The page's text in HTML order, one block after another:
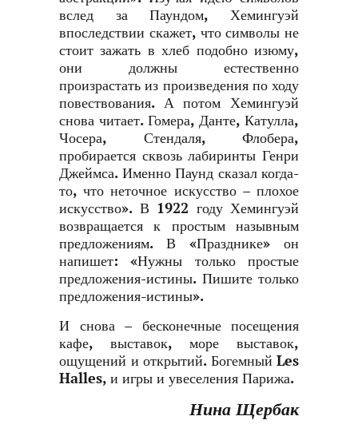
вслед за Паундом, Хемингуэй
впоследствии скажет, что символы не
стоит зажать в хлеб подобно изюму,
они должны естественно
произрастать из произведения по ходу
повествования. А потом Хемингуэй
снова читает. Гомера, Данте, Катулла,
Чосера, Стендаля, Флобера,
пробирается сквозь лабиринты Генри
Джеймса. Именно Паунд сказал когда-
то, что неточное искусство – плохое
искусство». В 1922 году Хемингуэй
возвращается к простым назывным
предложениям. В «Празднике» он
напишет: «Нужны только простые
предложения-истины. Пишите только
предложения-истины».
И снова – бесконечные посещения
кафе, выставок, море выставок,
ощущений и открытий. Богемный Les
Halles, и игры и увеселения Парижа.
Нина Щербак